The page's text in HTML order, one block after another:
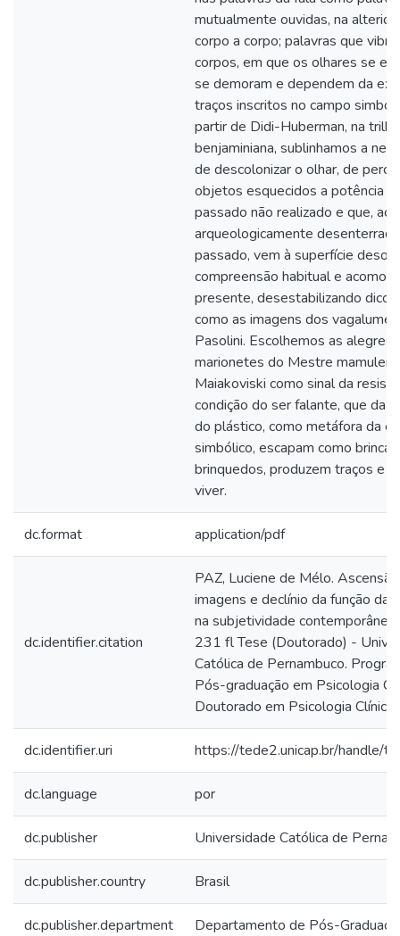
mutualmente ouvidas, na
corpo a corpo; palavras que
corpos, em que os olhares se
se demoram e dependem da
traços inscritos no campo
partir de Didi-Huberman, na trilha
benjaminiana, sublinhamos a
de descolonizar o olhar, de
objetos esquecidos a potência
passado não realizado e que, ao
arqueologicamente
passado, vem à superfície
compreensão habitual e
presente, desestabilizando
como as imagens dos
Pasolini. Escolhemos as alegres
marionetes do Mestre
Maiakoviski como sinal da
condição do ser falante, que da
do plástico, como metáfora da
simbólico, escapam como
brinquedos, produzem traços e
viver.
dc.format application/pdf
dc.identifier.citation
PAZ, Luciene de Mélo.
imagens e declínio da função
na subjetividade
231 fl Tese (Doutorado) -
Católica de Pernambuco.
Pós-graduação em Psicologia
Doutorado em Psicologia
dc.identifier.uri https://tede2.unicap.br/handle/
dc.language por
dc.publisher Universidade Católica de
dc.publisher.country Brasil
dc.publisher.department Departamento de Pós-